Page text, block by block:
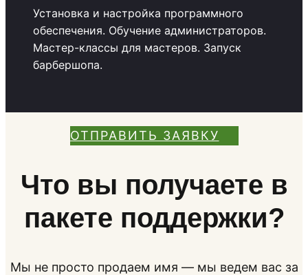
Установка и настройка программного
обеспечения. Обучение администраторов.
Мастер-классы для мастеров. Запуск
барбершопа.
ОТПРАВИТЬ ЗАЯВКУ
Что вы получаете в
пакете поддержки?
Мы не просто продаем имя — мы ведем вас за